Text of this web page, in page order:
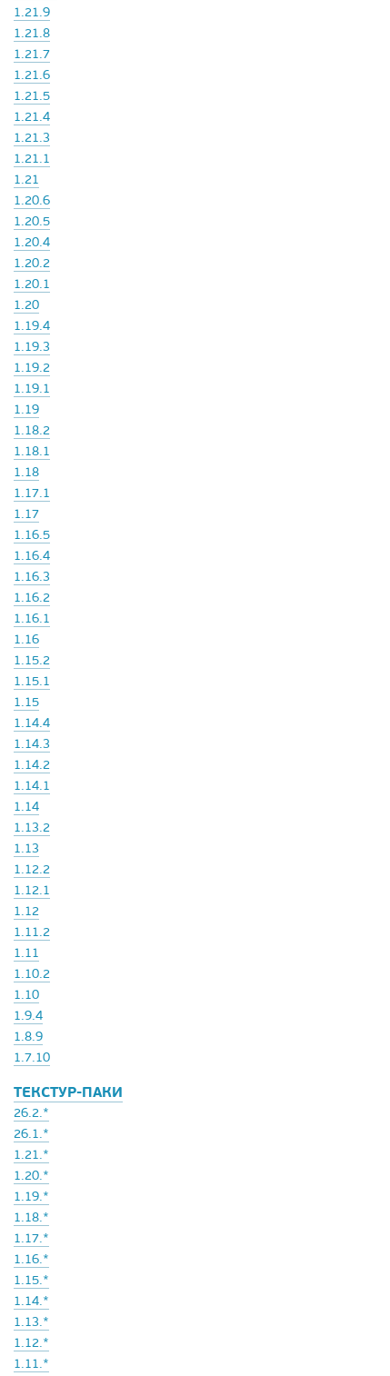
1.21.9
1.21.8
1.21.7
1.21.6
1.21.5
1.21.4
1.21.3
1.21.1
1.21
1.20.6
1.20.5
1.20.4
1.20.2
1.20.1
1.20
1.19.4
1.19.3
1.19.2
1.19.1
1.19
1.18.2
1.18.1
1.18
1.17.1
1.17
1.16.5
1.16.4
1.16.3
1.16.2
1.16.1
1.16
1.15.2
1.15.1
1.15
1.14.4
1.14.3
1.14.2
1.14.1
1.14
1.13.2
1.13
1.12.2
1.12.1
1.12
1.11.2
1.11
1.10.2
1.10
1.9.4
1.8.9
1.7.10
ТЕКСТУР-ПАКИ
26.2.*
26.1.*
1.21.*
1.20.*
1.19.*
1.18.*
1.17.*
1.16.*
1.15.*
1.14.*
1.13.*
1.12.*
1.11.*